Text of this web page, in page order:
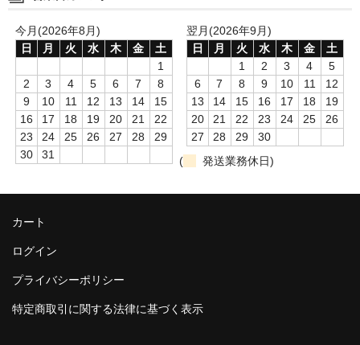
今月(2026年8月)
日
月 火 水 木 金
土
1
2
3 4 5 6 7
8
9
10 11 12 13 14
15
16
17 18 19 20 21
22
23
24 25 26 27 28
29
30
31
翌月(2026年9月)
日
月 火 水 木 金
土
1
2 3 4
5
6
7 8 9 10 11
12
13
14 15 16 17 18
19
20
21 22 23 24 25
26
27
28 29
30
(
発送業務休日)
カート
ログイン
プライバシーポリシー
特定商取引に関する法律に基づく表示